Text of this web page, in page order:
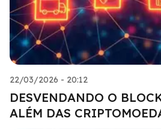
22/03/2026 - 20:12
DESVENDANDO O
ALÉM DAS